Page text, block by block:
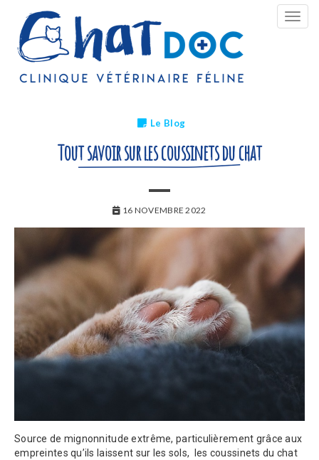
la
Le Blog
Tout savoir sur les coussinets du chat
16 NOVEMBRE 2022
Source de mignonnitude extrême, particulièrement grâce aux
empreintes qu’ils laissent sur les sols, les coussinets du chat